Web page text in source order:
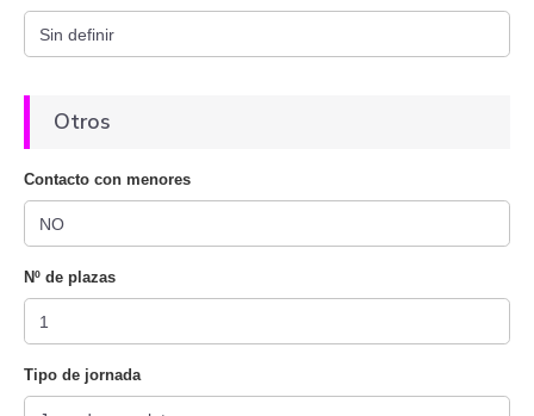
Otros
Contacto con menores
Nº de plazas
Tipo de jornada